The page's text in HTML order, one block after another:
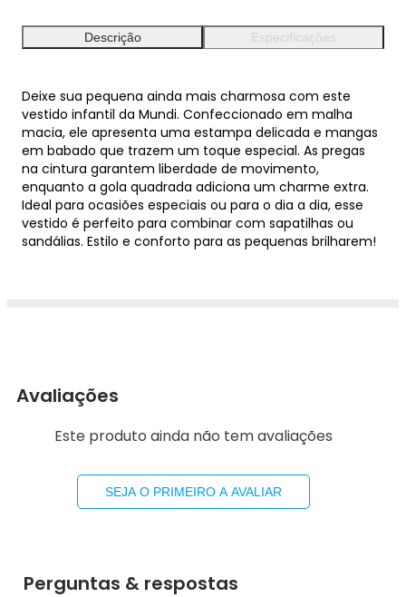
Descrição Especificações
Deixe sua pequena ainda mais charmosa com este
vestido infantil da Mundi. Confeccionado em malha
macia, ele apresenta uma estampa delicada e mangas
em babado que trazem um toque especial. As pregas
na cintura garantem liberdade de movimento,
enquanto a gola quadrada adiciona um charme extra.
Ideal para ocasiões especiais ou para o dia a dia, esse
vestido é perfeito para combinar com sapatilhas ou
sandálias. Estilo e conforto para as pequenas brilharem!
Avaliações
Este produto ainda não tem avaliações
SEJA O PRIMEIRO A AVALIAR
Perguntas & respostas